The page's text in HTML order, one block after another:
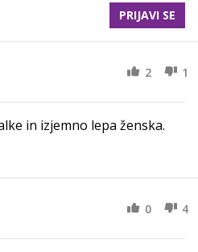
PRIJAVI SE
2 1
in izjemno lepa ženska.
0 4